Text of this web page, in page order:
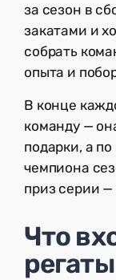
за сезон в
закатами и
собрать
опыта и
В конце
команду —
подарки, а
чемпиона
приз серии —
Что
регаты